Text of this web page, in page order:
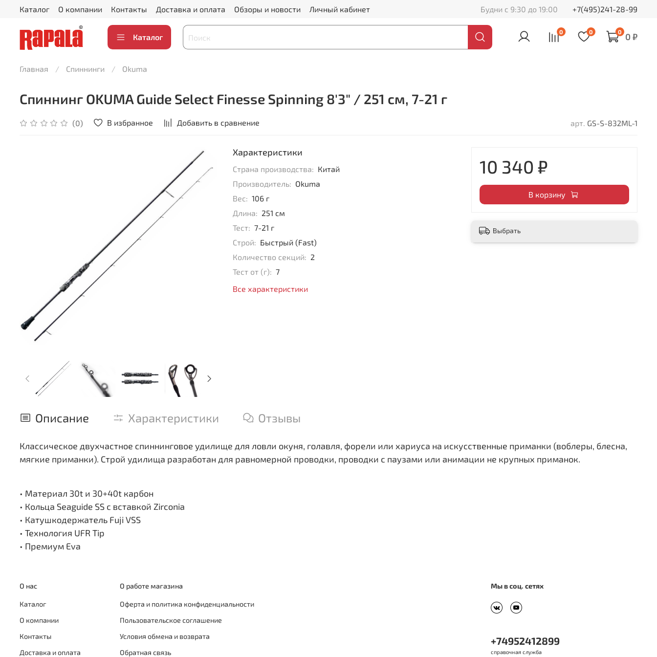
Каталог О компании Контакты Доставка и оплата Обзоры и новости Личный кабинет Будни с 9:30 до 19:00 +7(495)241-28-99
Каталог
0 0 0 0 ₽
Главная Спиннинги Okuma
Спиннинг OKUMA Guide Select Finesse Spinning 8'3" / 251 см, 7-21 г
(0) В избранное Добавить в сравнение арт. GS-S-832ML-1
Характеристики
Страна производства: Китай
Производитель: Okuma
Вес: 106 г
Длина: 251 см
Тест: 7-21 г
Строй: Быстрый (Fast)
Количество секций: 2
Тест от (г): 7
Все характеристики
10 340 ₽
В корзину
Выбрать
Описание Характеристики Отзывы
Классическое двухчастное спиннинговое удилище для ловли окуня, голавля, форели или хариуса на искусственные приманки (воблеры, блесна,
мягкие приманки). Строй удилища разработан для равномерной проводки, проводки с паузами или анимации не крупных приманок.
• Материал 30t и 30+40t карбон
• Кольца Seaguide SS с вставкой Zirconia
• Катушкодержатель Fuji VSS
• Технология UFR Tip
• Премиум Eva
О нас
Каталог
О компании
Контакты
Доставка и оплата
О работе магазина
Оферта и политика конфиденциальности
Пользовательское соглашение
Условия обмена и возврата
Обратная связь
Мы в соц. сетях
+74952412899
справочная служба